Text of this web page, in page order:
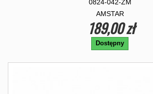
0824-042-ZM
AMSTAR
189,00 zł
Dostępny